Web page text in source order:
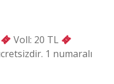
Voll: 20 TL
1 numaralı